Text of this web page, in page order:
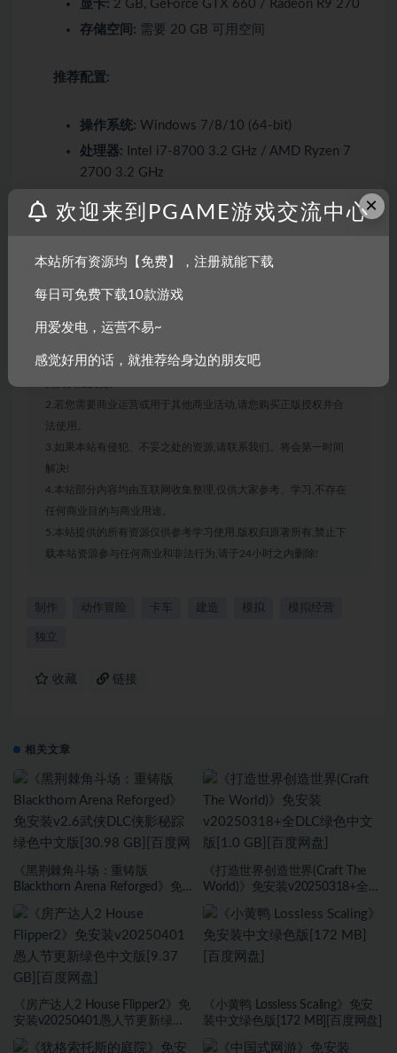
显卡: 2 GB, GeForce GTX 660 / Radeon R9 270
存储空间: 需要 20 GB 可用空间
推荐配置:
操作系统: Windows 7/8/10 (64-bit)
处理器: Intel i7-8700 3.2 GHz / AMD Ryzen 7
2700 3.2 GHz
内存:
16 GB RAM
显卡: 4 GB, GeForce GTX 970 / Radeon RX 580
1.本站部分内容转载自其它媒体,但并不代表本站赞同其观点和对
2.若您需要商业运营或用于其他商业活动,请您购买正版授权并合
法使用。
3.如果本站有侵犯、不妥之处的资源,请联系我们。将会第一时间
解决!
4.本站部分内容均由互联网收集整理,仅供大家参考、学习,不存在
任何商业目的与商业用途。
5.本站提供的所有资源仅供参考学习使用,版权归原著所有,禁止下
载本站资源参与任何商业和非法行为,请于24小时之内删除!
制作 动作冒险 卡车 建造 模拟 模拟经营
独立
收藏 链接
相关文章
《黑荆棘角斗场：重铸版
Blackthorn Arena Reforged》免
文版[30.98 GB][百度网盘]
《打造世界创造世界(Craft The
World)》免安装v20250318+全
盘]
《房产达人2 House Flipper2》免
安装v20250401愚人节更新绿色
《小黄鸭 Lossless Scaling》免安
装中文绿色版[172 MB][百度网盘]
×
欢迎来到PGAME游戏交流中心
本站所有资源均【免费】，注册就能下载
每日可免费下载10款游戏
用爱发电，运营不易~
感觉好用的话，就推荐给身边的朋友吧